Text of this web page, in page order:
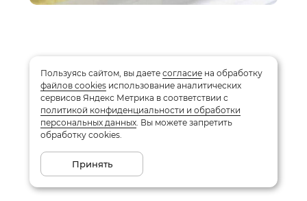
Пользуясь сайтом, вы даете согласие на обработку
файлов cookies использование аналитических
сервисов Яндекс Метрика в соответствии с
политикой конфиденциальности и обработки
персональных данных. Вы можете запретить
обработку cookies.
Принять